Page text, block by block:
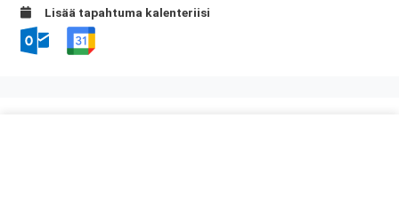
Lisää tapahtuma kalenteriisi